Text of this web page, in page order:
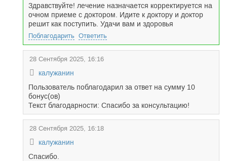
Здравствуйте! лечение назначается корректируется на
очном приеме с доктором. Идите к доктору и доктор
решит как поступить. Удачи вам и здоровья
Поблагодарить Ответить
28 Сентября 2025, 16:16
калужанин
Пользователь поблагодарил за ответ на сумму 10
бонус(ов)
Текст благодарности: Спасибо за консультацию!
28 Сентября 2025, 16:18
калужанин
Спасибо.